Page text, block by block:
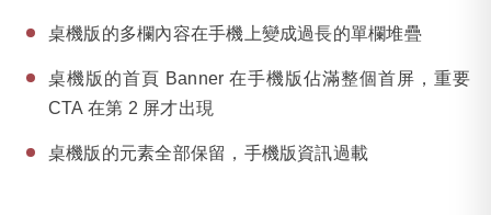
桌機版的多欄內容在手機上變成過長的單欄堆疊
桌機版的首頁 Banner 在手機版佔滿整個首屏，重要
CTA 在第 2 屏才出現
桌機版的元素全部保留，手機版資訊過載